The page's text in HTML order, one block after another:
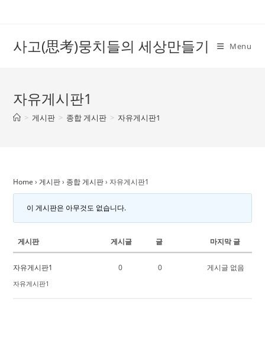
사고(思考)뭉치들의 세상만들기 Menu
자유게시판1
> 게시판 > 종합 게시판 > 자유게시판1
Home › 게시판 › 종합 게시판 › 자유게시판1
이 게시판은 아무것도 없습니다.
게시판 게시글 글 마지막 글
자유게시판1
자유게시판1
0 0 게시글 없음